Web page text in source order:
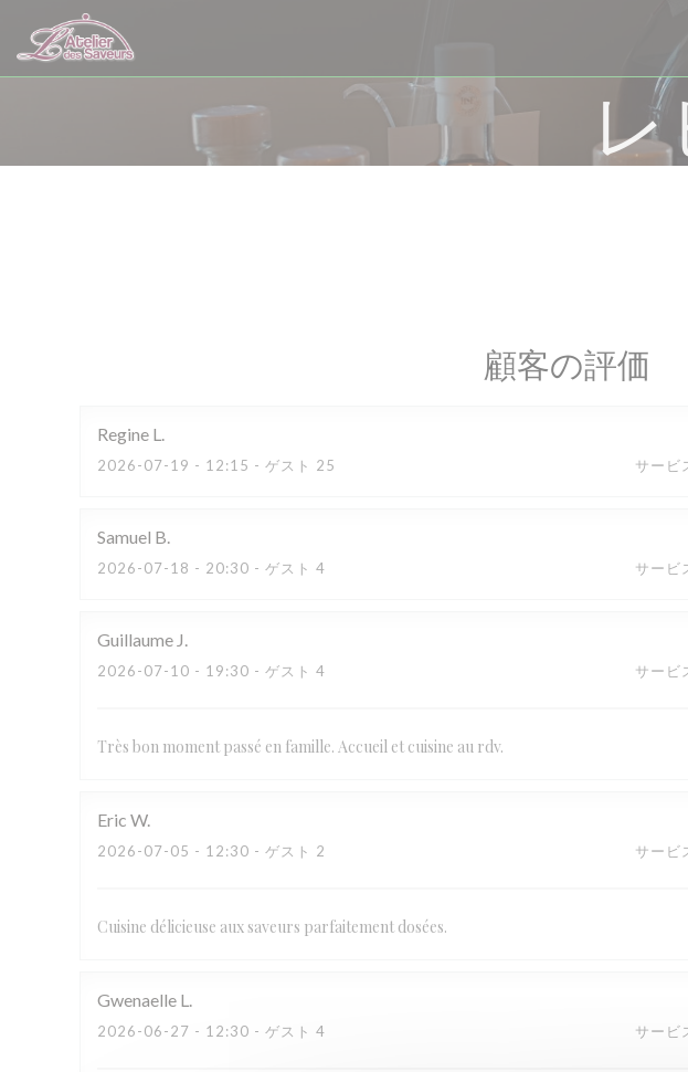
クッキー利用の管理について
顧客の評価
Regine L
2026-07-19 - 12:15 - ゲスト 25 サービ
Samuel B
2026-07-18 - 20:30 - ゲスト 4 サービ
Guillaume J
2026-07-10 - 19:30 - ゲスト 4 サービ
Très bon moment passé en famille. Accueil et cuisine au rdv.
Eric W
2026-07-05 - 12:30 - ゲスト 2 サービ
Cuisine délicieuse aux saveurs parfaitement dosées.
Gwenaelle L
2026-06-27 - 12:30 - ゲスト 4 サービ